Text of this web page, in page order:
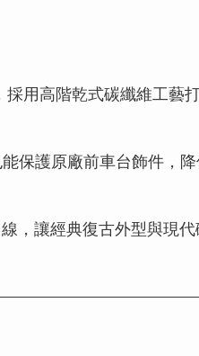
採用高階乾式碳纖維工藝
保護原廠前車台飾件，
，讓經典復古外型與現